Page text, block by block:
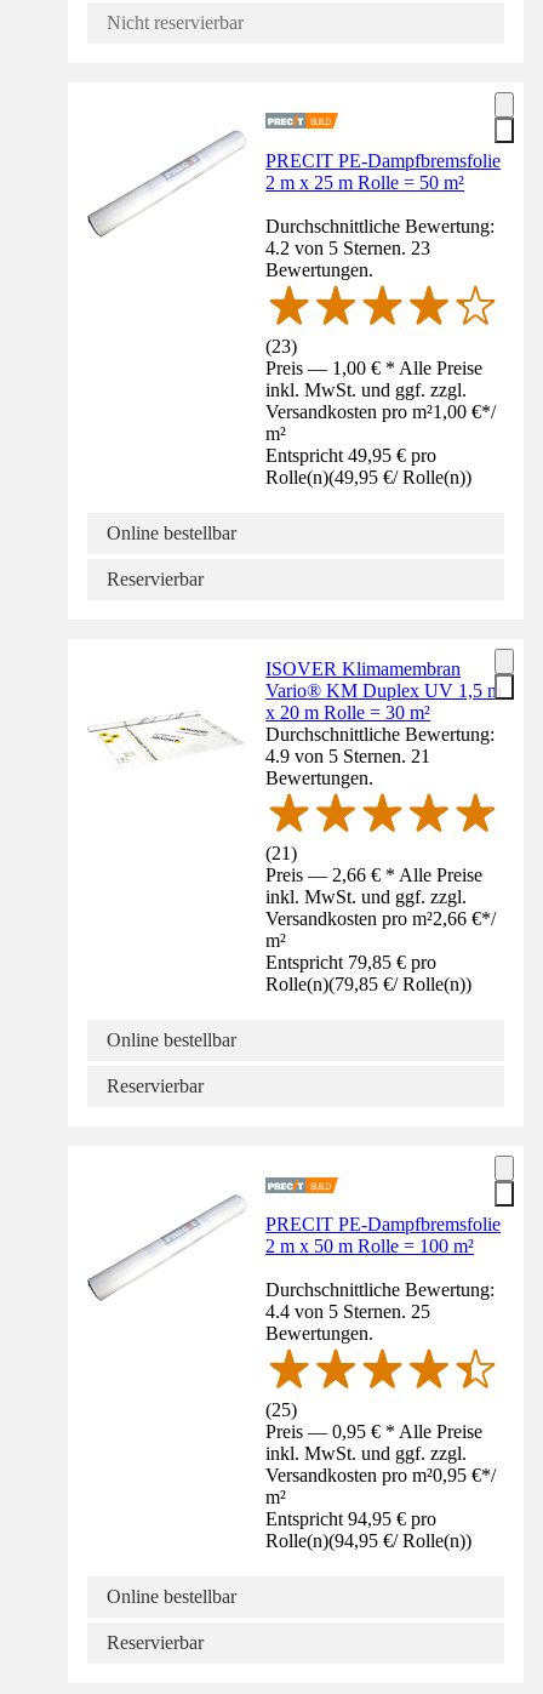
Nicht reservierbar
PRECIT PE-Dampfbremsfolie
2 m x 25 m Rolle = 50 m²
Durchschnittliche Bewertung:
4.2 von 5 Sternen. 23
Bewertungen.
(23)
Preis — 1,00 € * Alle Preise
inkl. MwSt. und ggf. zzgl.
Versandkosten pro m²1,00 €*/
m²
Entspricht 49,95 € pro
Rolle(n)(49,95 €/ Rolle(n))
Online bestellbar
Reservierbar
ISOVER Klimamembran
Vario® KM Duplex UV 1,5 m
x 20 m Rolle = 30 m²
Durchschnittliche Bewertung:
4.9 von 5 Sternen. 21
Bewertungen.
(21)
Preis — 2,66 € * Alle Preise
inkl. MwSt. und ggf. zzgl.
Versandkosten pro m²2,66 €*/
m²
Entspricht 79,85 € pro
Rolle(n)(79,85 €/ Rolle(n))
Online bestellbar
Reservierbar
PRECIT PE-Dampfbremsfolie
2 m x 50 m Rolle = 100 m²
Durchschnittliche Bewertung:
4.4 von 5 Sternen. 25
Bewertungen.
(25)
Preis — 0,95 € * Alle Preise
inkl. MwSt. und ggf. zzgl.
Versandkosten pro m²0,95 €*/
m²
Entspricht 94,95 € pro
Rolle(n)(94,95 €/ Rolle(n))
Online bestellbar
Reservierbar